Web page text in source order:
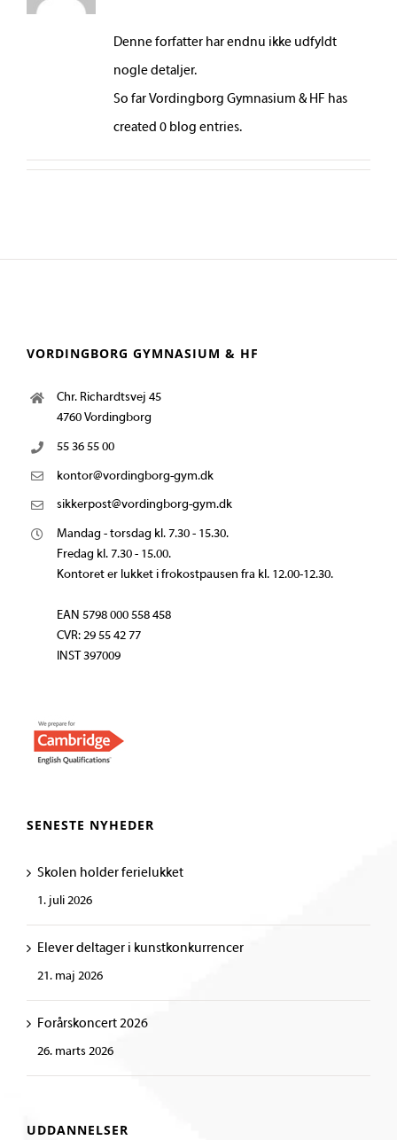
Denne forfatter har endnu ikke udfyldt
nogle detaljer.
So far Vordingborg Gymnasium & HF has
created 0 blog entries.
VORDINGBORG GYMNASIUM & HF
Chr. Richardtsvej 45
4760 Vordingborg
55 36 55 00
kontor@vordingborg-gym.dk
sikkerpost@vordingborg-gym.dk
Mandag - torsdag kl. 7.30 - 15.30.
Fredag kl. 7.30 - 15.00.
Kontoret er lukket i frokostpausen fra kl. 12.00-12.30.
EAN 5798 000 558 458
CVR: 29 55 42 77
INST 397009
SENESTE NYHEDER
Skolen holder ferielukket
1. juli 2026
Elever deltager i kunstkonkurrencer
21. maj 2026
Forårskoncert 2026
26. marts 2026
UDDANNELSER